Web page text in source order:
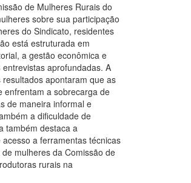
de Mulheres Rurais do
sobre sua participação
do Sindicato, residentes
está estruturada em
a gestão econômica e
aprofundadas. A
apontaram que as
enfrentam a sobrecarga de
de maneira informal e
a dificuldade de
também destaca a
a ferramentas técnicas
mulheres da Comissão de
rurais na